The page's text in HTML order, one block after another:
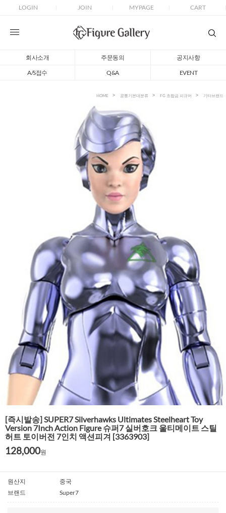
LOGIN JOIN MYPAGE CART
회사소개 주문동의
공지사항
A/S접수
Q&A EVENT
HOME 공통기본대분류 FG 초합금 피규어 기타브랜드
[즉시발송] SUPER7 Silverhawks Ultimates Steelheart Toy
Version 7Inch Action Figure 슈퍼7 실버호크 울티메이트 스틸
허트 토이버전 7인치 액션피겨 [3363903]
128,000원
원산지
중국
브랜드
Super7